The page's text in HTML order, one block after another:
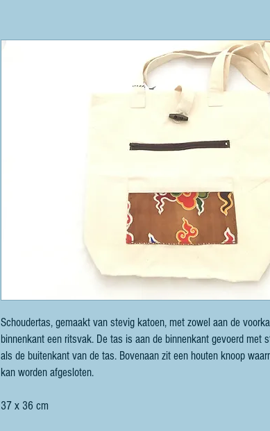
Schoudertas, gemaakt van stevig katoen, met zowel aan de
binnenkant een ritsvak. De tas is aan de binnenkant gevoerd met
als de buitenkant van de tas. Bovenaan zit een houten knoop
kan worden afgesloten.
37 x 36 cm